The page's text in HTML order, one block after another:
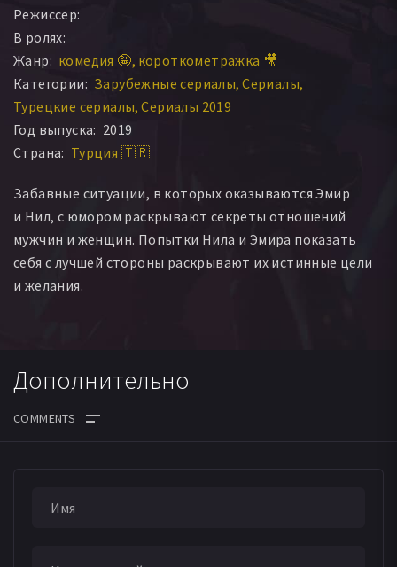
Режиссер:
В ролях:
Жанр: комедия 🤪 короткометражка 🎥
Категории: Зарубежные сериалы Сериалы
Турецкие сериалы Сериалы 2019
Год выпуска: 2019
Страна: Турция 🇹🇷
Забавные ситуации, в которых оказываются Эмир
и Нил, с юмором раскрывают секреты отношений
мужчин и женщин. Попытки Нила и Эмира показать
себя с лучшей стороны раскрывают их истинные цели
и желания.
Дополнительно